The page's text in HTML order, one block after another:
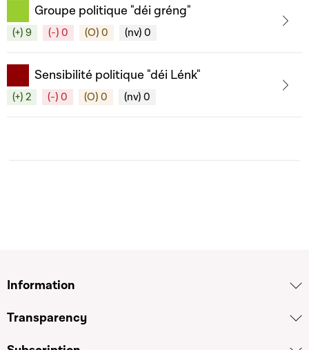
Groupe politique "déi gréng"
(+) 9 (-) 0 (O) 0 (nv) 0
Sensibilité politique "déi Lénk"
(+) 2 (-) 0 (O) 0 (nv) 0
Information
Transparency